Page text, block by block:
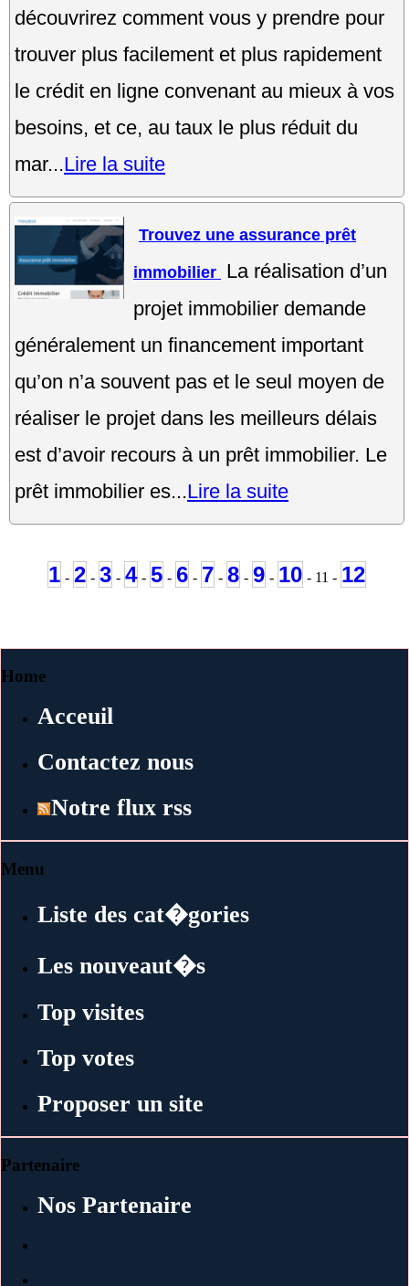
découvrirez comment vous y prendre pour
trouver plus facilement et plus rapidement
le crédit en ligne convenant au mieux à vos
besoins, et ce, au taux le plus réduit du
mar...Lire la suite
Trouvez une assurance prêt
immobilier La réalisation d’un
projet immobilier demande
généralement un financement important
qu’on n’a souvent pas et le seul moyen de
réaliser le projet dans les meilleurs délais
est d’avoir recours à un prêt immobilier. Le
prêt immobilier es...Lire la suite
1 - 2 - 3 - 4 - 5 - 6 - 7 - 8 - 9 - 10 - 11 - 12
Home
Acceuil
Contactez nous
Notre flux rss
Menu
Liste des cat�gories
Les nouveaut�s
Top visites
Top votes
Proposer un site
Partenaire
Nos Partenaire